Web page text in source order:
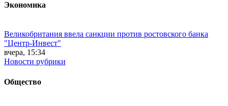
Экономика
Великобритания ввела санкции против ростовского банка
"Центр-Инвест"
вчера, 15:34
Новости рубрики
Общество